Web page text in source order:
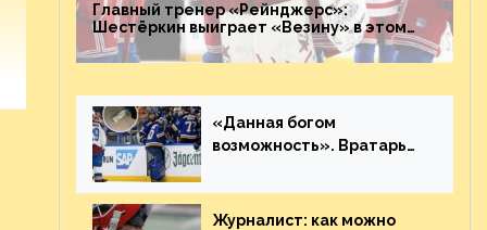
Главный тренер «Рейнджерс»:
Шестёркин выиграет «Везину» в этом
году. Он невероятен
«Данная богом
возможность». Вратарь
о броске бутылкой в
Кадри
Журналист: как можно